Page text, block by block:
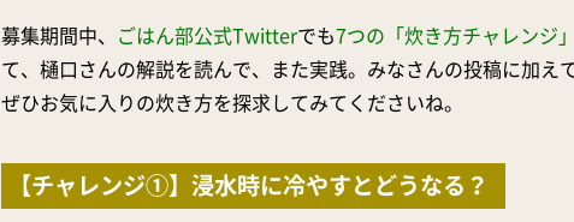
募集期間中、 ごはん部公式Twitterでも7つの「炊き方チャレンジ
て、樋口さんの解説を読んで、また実践。みなさんの投稿に加え
ぜひお気に入りの炊き方を探求してみてくださいね。
【チャレンジ①】浸水時に冷やすとどうなる？